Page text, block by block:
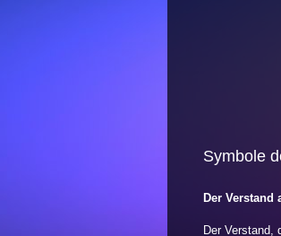
Symbole
Der
Der Verstand,